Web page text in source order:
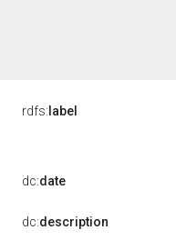
rdfs: label
dc:date
dc:description